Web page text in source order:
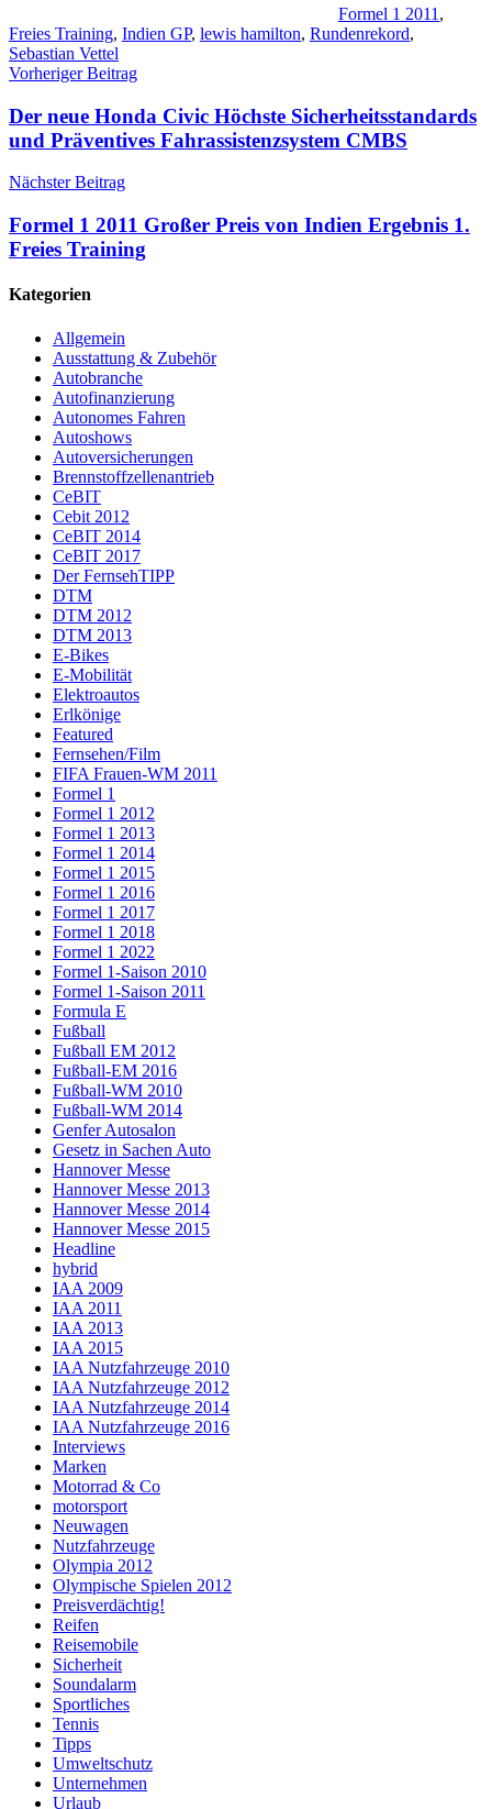
Formel 1 2011 ,
Freies Training, Indien GP, lewis hamilton, Rundenrekord,
Sebastian Vettel
Beitragsnavigation
Vorheriger Beitrag
Der neue Honda Civic Höchste Sicherheitsstandards
und Präventives Fahrassistenzsystem CMBS
Nächster Beitrag
Formel 1 2011 Großer Preis von Indien Ergebnis 1.
Freies Training
Kategorien
Allgemein
Ausstattung & Zubehör
Autobranche
Autofinanzierung
Autonomes Fahren
Autoshows
Autoversicherungen
Brennstoffzellenantrieb
CeBIT
Cebit 2012
CeBIT 2014
CeBIT 2017
Der FernsehTIPP
DTM
DTM 2012
DTM 2013
E-Bikes
E-Mobilität
Elektroautos
Erlkönige
Featured
Fernsehen/Film
FIFA Frauen-WM 2011
Formel 1
Formel 1 2012
Formel 1 2013
Formel 1 2014
Formel 1 2015
Formel 1 2016
Formel 1 2017
Formel 1 2018
Formel 1 2022
Formel 1-Saison 2010
Formel 1-Saison 2011
Formula E
Fußball
Fußball EM 2012
Fußball-EM 2016
Fußball-WM 2010
Fußball-WM 2014
Genfer Autosalon
Gesetz in Sachen Auto
Hannover Messe
Hannover Messe 2013
Hannover Messe 2014
Hannover Messe 2015
Headline
hybrid
IAA 2009
IAA 2011
IAA 2013
IAA 2015
IAA Nutzfahrzeuge 2010
IAA Nutzfahrzeuge 2012
IAA Nutzfahrzeuge 2014
IAA Nutzfahrzeuge 2016
Interviews
Marken
Motorrad & Co
motorsport
Neuwagen
Nutzfahrzeuge
Olympia 2012
Olympische Spielen 2012
Preisverdächtig!
Reifen
Reisemobile
Sicherheit
Soundalarm
Sportliches
Tennis
Tipps
Umweltschutz
Unternehmen
Urlaub